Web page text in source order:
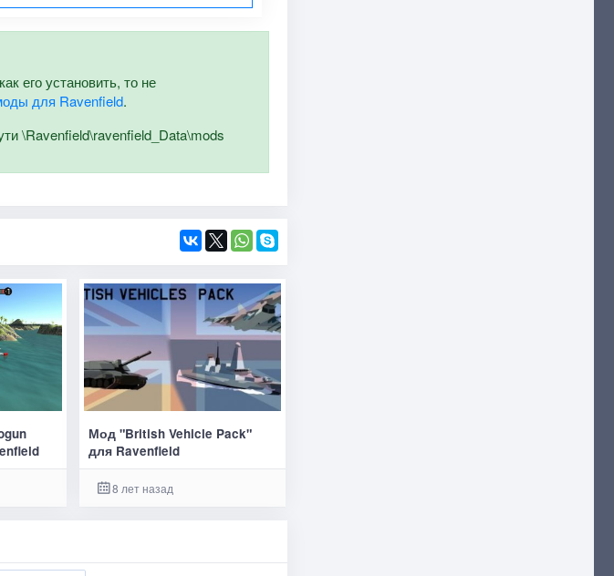
его установить, то не
для Ravenfield.
\Ravenfield\ravenfield_Data\mods
Мод "British Vehicle Pack"
для Ravenfield
8 лет назад